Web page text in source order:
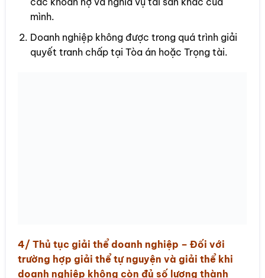
mình.
Doanh nghiệp không được trong quá trình giải
quyết tranh chấp tại Tòa án hoặc Trọng tài.
4/ Thủ tục giải thể doanh nghiệp – Đối với
trường hợp giải thể tự nguyện và giải thể khi
doanh nghiệp không còn đủ số lượng thành